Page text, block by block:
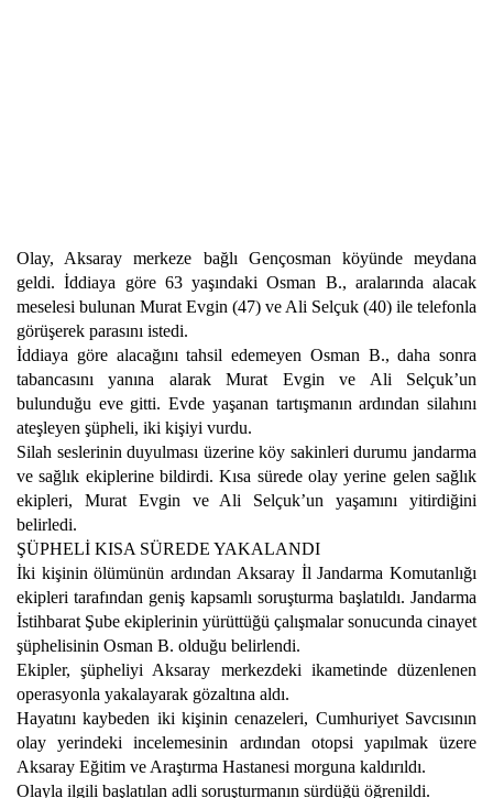
Olay, Aksaray merkeze bağlı Gençosman köyünde meydana
geldi. İddiaya göre 63 yaşındaki Osman B., aralarında alacak
meselesi bulunan Murat Evgin (47) ve Ali Selçuk (40) ile telefonla
görüşerek parasını istedi.
İddiaya göre alacağını tahsil edemeyen Osman B., daha sonra
tabancasını yanına alarak Murat Evgin ve Ali Selçuk’un
bulunduğu eve gitti. Evde yaşanan tartışmanın ardından silahını
ateşleyen şüpheli, iki kişiyi vurdu.
Silah seslerinin duyulması üzerine köy sakinleri durumu jandarma
ve sağlık ekiplerine bildirdi. Kısa sürede olay yerine gelen sağlık
ekipleri, Murat Evgin ve Ali Selçuk’un yaşamını yitirdiğini
belirledi.
ŞÜPHELİ KISA SÜREDE YAKALANDI
İki kişinin ölümünün ardından Aksaray İl Jandarma Komutanlığı
ekipleri tarafından geniş kapsamlı soruşturma başlatıldı. Jandarma
İstihbarat Şube ekiplerinin yürüttüğü çalışmalar sonucunda cinayet
şüphelisinin Osman B. olduğu belirlendi.
Ekipler, şüpheliyi Aksaray merkezdeki ikametinde düzenlenen
operasyonla yakalayarak gözaltına aldı.
Hayatını kaybeden iki kişinin cenazeleri, Cumhuriyet Savcısının
olay yerindeki incelemesinin ardından otopsi yapılmak üzere
Aksaray Eğitim ve Araştırma Hastanesi morguna kaldırıldı.
Olayla ilgili başlatılan adli soruşturmanın sürdüğü öğrenildi.